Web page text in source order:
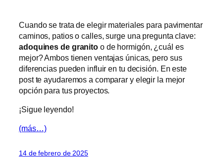
Cuando se trata de elegir materiales para pavimentar
caminos, patios o calles, surge una pregunta clave:
adoquines de granito o de hormigón, ¿cuál es
mejor? Ambos tienen ventajas únicas, pero sus
diferencias pueden influir en tu decisión. En este
post te ayudaremos a comparar y elegir la mejor
opción para tus proyectos.
¡Sigue leyendo!
(más…)
14 de febrero de 2025